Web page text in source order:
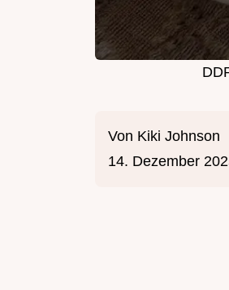
Von Kiki Johnson
14. Dezember